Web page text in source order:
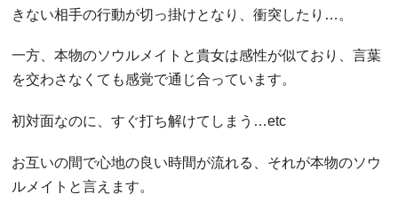
きない相手の行動が切っ掛けとなり、衝突したり…。
一方、本物のソウルメイトと貴女は感性が似ており、言葉
を交わさなくても感覚で通じ合っています。
初対面なのに、すぐ打ち解けてしまう…etc
お互いの間で心地の良い時間が流れる、それが本物のソウ
ルメイトと言えます。